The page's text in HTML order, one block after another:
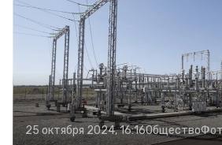
25 октября 2024, 16:16Общество